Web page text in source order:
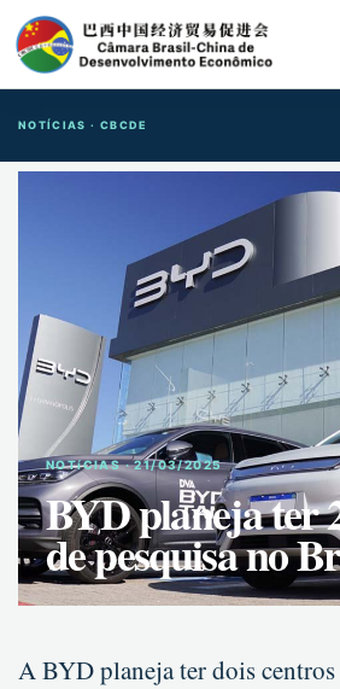
NOTÍCIAS · CBCDE
NOTíCIAS · 21/03/2025
BYD planeja ter
de pesquisa no
A BYD planeja ter dois centros